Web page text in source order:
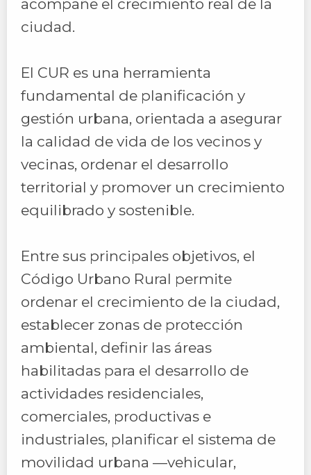
acompañe el crecimiento real de la
ciudad.
El CUR es una herramienta
fundamental de planificación y
gestión urbana, orientada a asegurar
la calidad de vida de los vecinos y
vecinas, ordenar el desarrollo
territorial y promover un crecimiento
equilibrado y sostenible.
Entre sus principales objetivos, el
Código Urbano Rural permite
ordenar el crecimiento de la ciudad,
establecer zonas de protección
ambiental, definir las áreas
habilitadas para el desarrollo de
actividades residenciales,
comerciales, productivas e
industriales, planificar el sistema de
movilidad urbana —vehicular,